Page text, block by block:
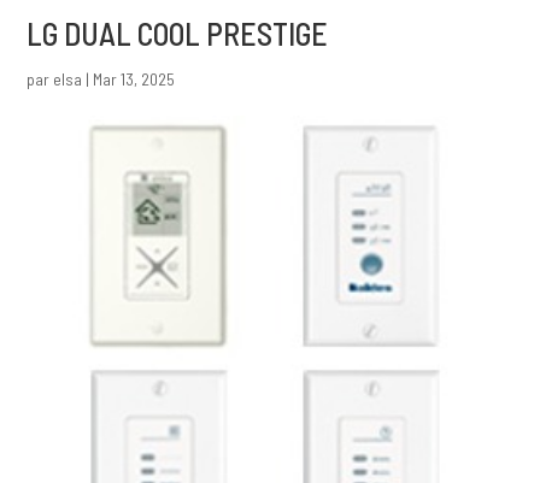
LG DUAL COOL PRESTIGE
par elsa | Mar 13, 2025